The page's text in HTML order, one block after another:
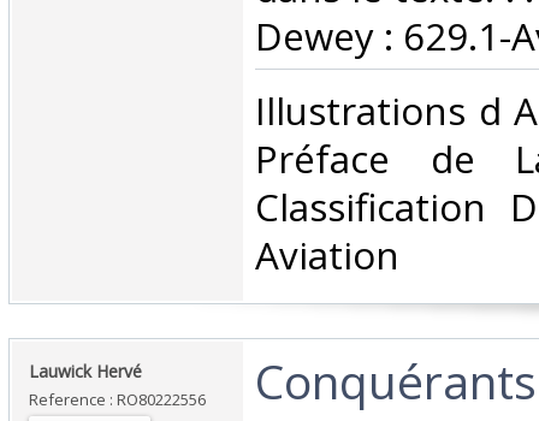
Dewey : 629.1-
‎Illustrations d
Préface de
Classification
Aviation‎
‎Lauwick Hervé‎
Reference : RO80222556